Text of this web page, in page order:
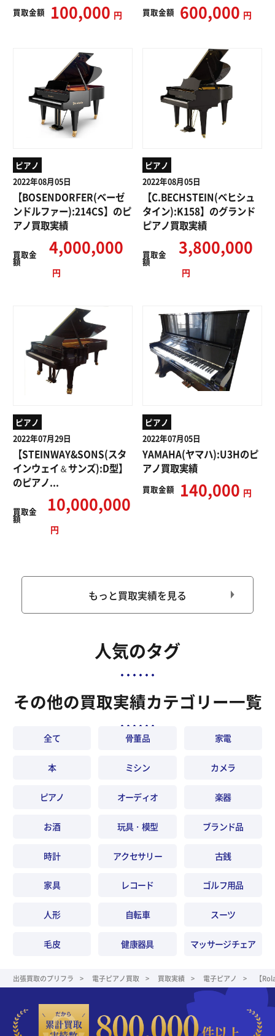
買取金額 100,000 円 買取金額 600,000 円
ピアノ
2022年08月05日
【BOSENDORFER(ベーゼ
ンドルファー):214CS】のピ
アノ買取実績
買取金
額
4,000,000
円
ピアノ
2022年08月05日
【C.BECHSTEIN(ベヒシュ
タイン):K158】のグランド
ピアノ買取実績
買取金
額
3,800,000
円
ピアノ
2022年07月29日
【STEINWAY&SONS(スタ
インウェイ＆サンズ):D型】
のピアノ...
買取金
額
10,000,000
円
ピアノ
2022年07月05日
YAMAHA(ヤマハ):U3Hのピ
アノ買取実績
買取金額 140,000 円
もっと買取実績を見る
人気のタグ
その他の買取実績カテゴリー一覧
全て 骨董品 家電
本 ミシン カメラ
ピアノ オーディオ 楽器
お酒 玩具・模型 ブランド品
時計 アクセサリー 古銭
家具 レコード ゴルフ用品
人形 自転車 スーツ
毛皮 健康器具 マッサージチェア
出張買取のプリフラ 電子ピアノ買取 買取実績 電子ピアノ 【